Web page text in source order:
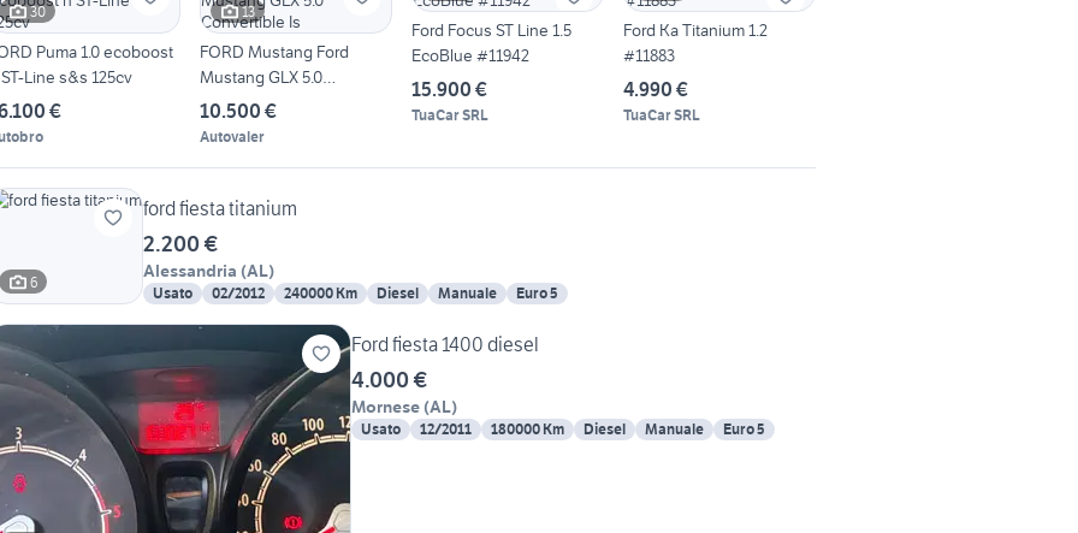
30
Puma 1.0 ecoboost
Line s&s 125cv
€
13
FORD Mustang Ford
Mustang GLX 5.0
Convertible Is
10.500 €
Autovaler
Ford Focus ST Line 1.5
EcoBlue #11942
15.900 €
TuaCar SRL
Ford Ka Titanium 1.2
#11883
4.990 €
TuaCar SRL
6
ford fiesta titanium
2.200 €
Alessandria (AL)
Usato 02/2012 240000 Km Diesel Manuale Euro 5
Ford fiesta 1400 diesel
4.000 €
Mornese (AL)
Usato 12/2011 180000 Km Diesel Manuale Euro 5